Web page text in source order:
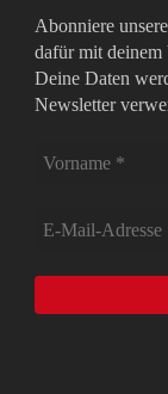
Abonniere
dafür mit deinem
Deine Daten
Newsletter